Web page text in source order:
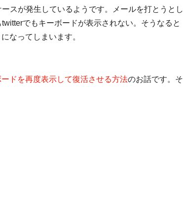
スが発生しているようです。メールを打とうとし
でもキーボードが表示されない。そうなると
なってしまいます。
ドを再度表示して復活させる方法のお話です。そ